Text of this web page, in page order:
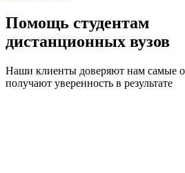
Помощь студентам
дистанционных вузов
Наши клиенты доверяют нам самые
получают уверенность в результате